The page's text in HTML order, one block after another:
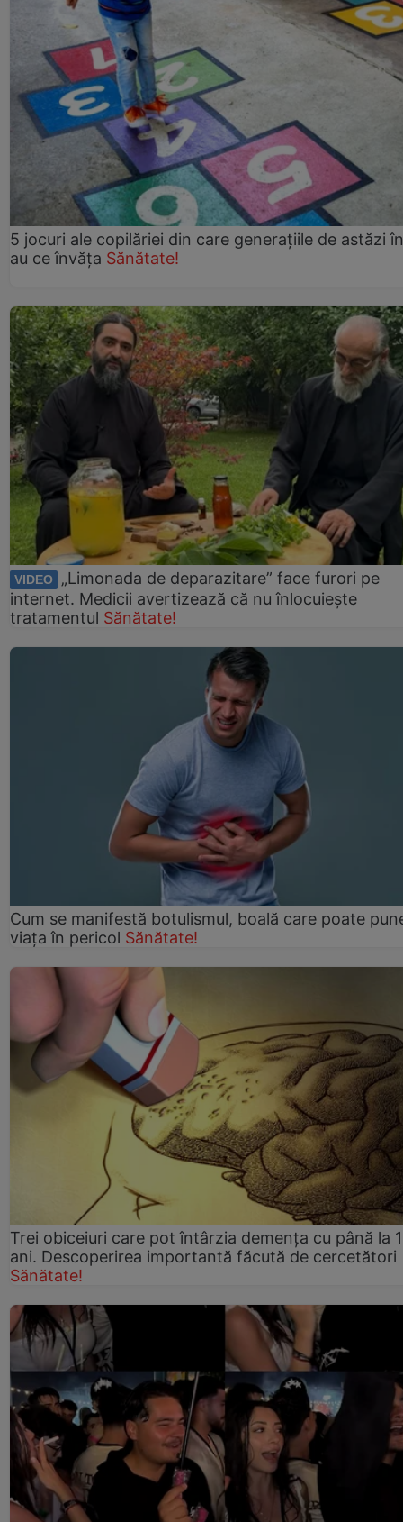
5 jocuri ale copilăriei din care generațiile de astăzi
au ce învăța Sănătate!
VIDEO
„Limonada de deparazitare” face furori pe
internet. Medicii avertizează că nu înlocuiește
tratamentul Sănătate!
Cum se manifestă botulismul, boală care poate
viaţa în pericol Sănătate!
Trei obiceiuri care pot întârzia demența cu până la
ani. Descoperirea importantă făcută de cercetători
Sănătate!